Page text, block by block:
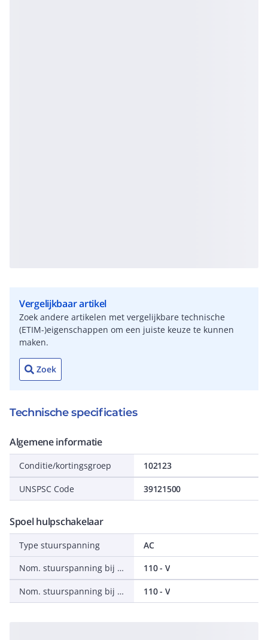
Vergelijkbaar artikel
Zoek andere artikelen met vergelijkbare technische
(ETIM-)eigenschappen om een juiste keuze te kunnen
maken.
Zoek
Technische specificaties
Algemene informatie
Conditie/kortingsgroep 102123
UNSPSC Code 39121500
Spoel hulpschakelaar
Type stuurspanning
AC
Nom. stuurspanning bij AC 50 Hz
110 - V
Nom. stuurspanning bij AC 60 Hz 110 - V